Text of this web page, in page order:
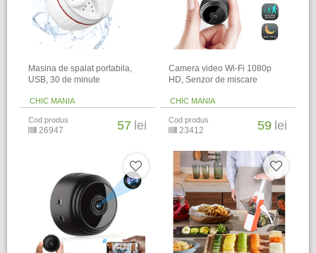
Masina de spalat portabila,
USB, 30 de minute
CHIC MANIA
Cod produs
26947 57 lei
Camera video Wi-Fi 1080p
HD, Senzor de miscare
CHIC MANIA
Cod produs
23412 59 lei